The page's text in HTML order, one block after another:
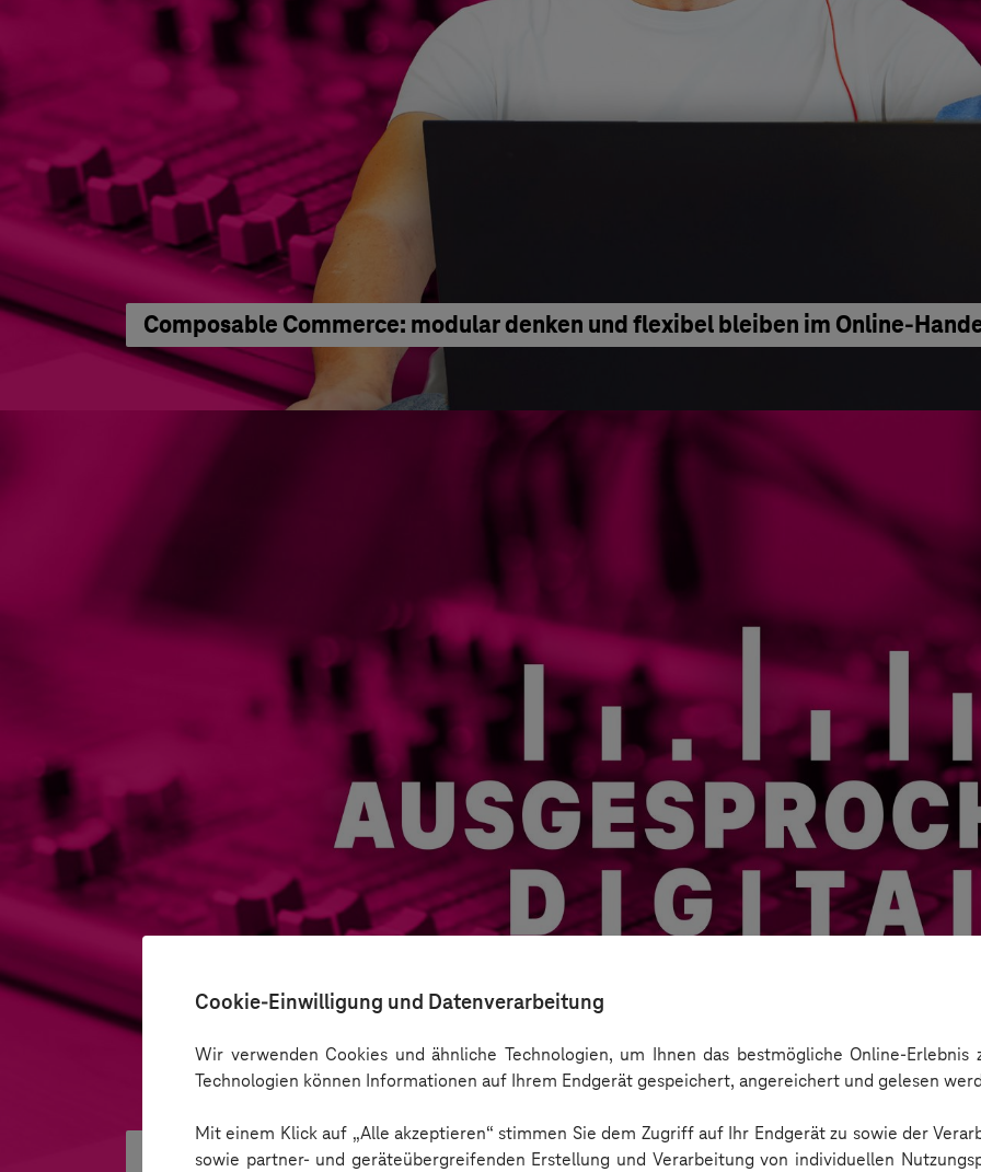
Cookie-Einwilligung und Datenverarbeitung
Wir verwenden Cookies und ähnliche Technologien, um Ihnen das bestmögliche Online-
Technologien können Informationen auf Ihrem Endgerät gespeichert, angereichert und gelesen
Mit einem Klick auf „Alle akzeptieren“ stimmen Sie dem Zugriff auf Ihr Endgerät zu sowie der
sowie partner- und geräteübergreifenden Erstellung und Verarbeitung von individuellen
Composable Commerce: modular denken und flexibel bleiben im Online-
Vernetzt euch! Mit dem Smart Systems Hub zukunftsfähige IoT-Lösungen